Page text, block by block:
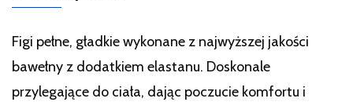
Figi pełne, gładkie wykonane z najwyższej jakości
bawełny z dodatkiem elastanu. Doskonale
przylegające do ciała, dając poczucie komfortu i